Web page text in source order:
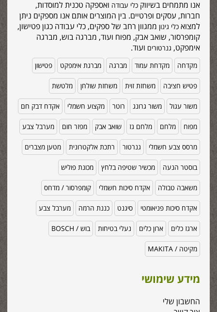
אנו מתמחים בשיווק כלי עבודה ואספקה טכנית למוסדות,
חברות, עסקים ופרטיים. בין המוצרים אותם אנו מספקים ניתן
למצוא כלי גינון ממגוון רחב של ספקים, כלי עבודה כגון פטישון,
קומפרסור, שואב אבק, מפוח ועוד, מברגה בוש, מברגה
אימפקט, גנרטורים ועוד.
מקדחה מקדחת עמוד מברגה מברגת אימפקט פטישון
פטיש חציבה משחזת זוית משחזת שולחן מלטשת
משור עגול משור גרונג רוטר מקצוע חשמלי אקדח דבק חם
מפוח מלחם מלחם גז שואב אבק מפזר חום מערבל צבע
מרסס צבע חשמלי גנרטור רתכת אלקטרונית מטען מצברים
בוסטר הנעה מכשיר שטיפה בלחץ מכונת פוליש
משאבה טבולה אקדח סיכות חשמלי קומפרסור / מדחס
אקדח סיכות פניאומטי סיגנט כננת הרמה מערבל צבע
ארגז כלים ארון כלים נעלי בטיחות בוש / BOSCH
מקיטה / MAKITA
מידע שימושי
החשבון שלי